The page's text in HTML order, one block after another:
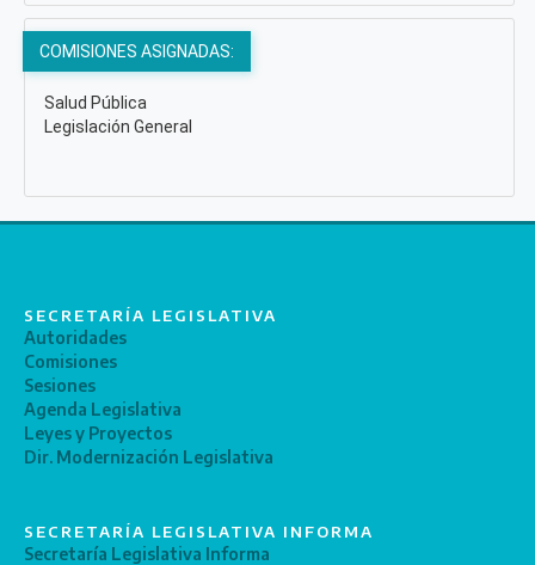
COMISIONES ASIGNADAS:
Salud Pública
Legislación General
SECRETARÍA LEGISLATIVA
Autoridades
Comisiones
Sesiones
Agenda Legislativa
Leyes y Proyectos
Dir. Modernización Legislativa
SECRETARÍA LEGISLATIVA INFORMA
Secretaría Legislativa Informa